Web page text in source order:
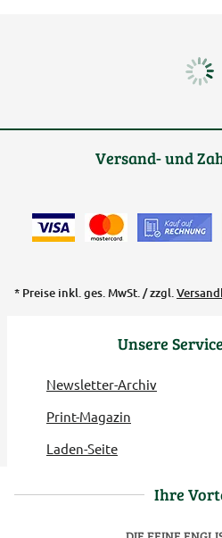
Unsere
Newsletter-Archiv
Print-Magazin
Laden-Seite
Versand- und
* Preise inkl. ges. MwSt. / zzgl.
Ihre